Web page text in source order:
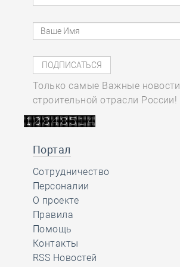
Только самые Важные новости
строительной отрасли России!
Портал
Сотрудничество
Персоналии
О проекте
Правила
Помощь
Контакты
RSS Новостей